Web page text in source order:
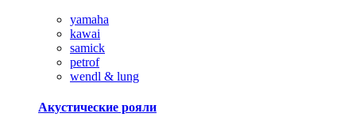
yamaha
kawai
samick
petrof
wendl & lung
Акустические рояли